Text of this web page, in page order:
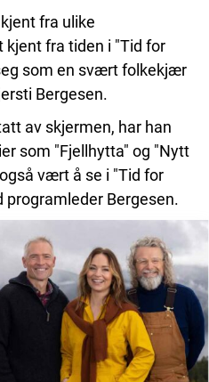
fra ulike
fra tiden i "Tid for
som en svært folkekjær
Bergesen.
av skjermen, har han
som "Fjellhytta" og "Nytt
vært å se i "Tid for
programleder Bergesen.